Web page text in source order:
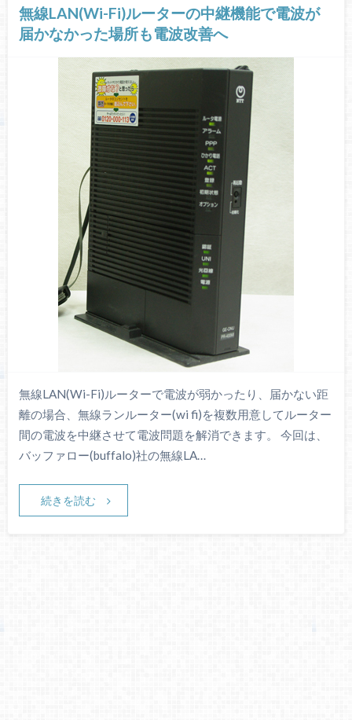
無線LAN(Wi-Fi)ルーターの中継機能で電波が
届かなかった場所も電波改善へ
無線LAN(Wi-Fi)ルーターで電波が弱かったり、届かない距
離の場合、無線ランルーター(wi fi)を複数用意してルーター
間の電波を中継させて電波問題を解消できます。 今回は、
バッファロー(buffalo)社の無線LA…
続きを読む